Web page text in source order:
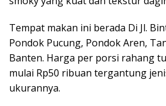
Tempat makan ini berada Di Jl.
Pondok Pucung, Pondok Aren,
Banten. Harga per porsi rahang
mulai Rp50 ribuan tergantung
ukurannya.